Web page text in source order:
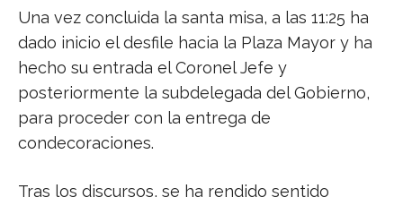
Una vez concluida la santa misa, a las 11:25 ha
dado inicio el desfile hacia la Plaza Mayor y ha
hecho su entrada el Coronel Jefe y
posteriormente la subdelegada del Gobierno,
para proceder con la entrega de
condecoraciones.
Tras los discursos, se ha rendido sentido